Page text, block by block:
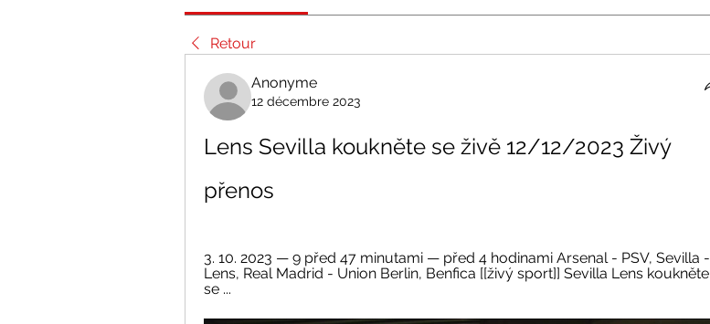
Retour
Anonyme
12 décembre 2023
Lens Sevilla koukněte se živě 12/12/2023 Živý
přenos
3. 10. 2023 — 9 před 47 minutami — před 4 hodinami Arsenal - PSV, Sevilla -
Lens, Real Madrid - Union Berlin, Benfica [[živý sport]] Sevilla Lens koukněte
se ...